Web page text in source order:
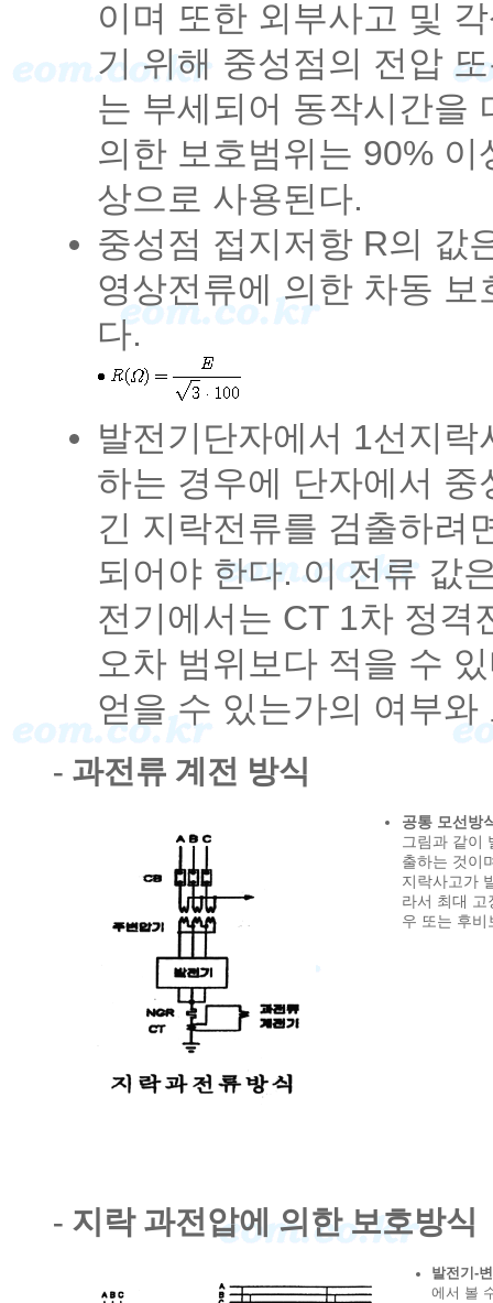
이며 또한 외부사고 및
기 위해 중성점의 전압
는 부세되어 동작시간을
의한 보호범위는 90%
상으로 사용된다.
중성점 접지저항 R의 값
영상전류에 의한 차동
다.
발전기단자에서 1선지
하는 경우에 단자에서
긴 지락전류를 검출하려
되어야 한다. 이 전류 값
전기에서는 CT 1차 정격
오차 범위보다 적을 수
얻을 수 있는가의 여부
- 과전류 계전 방식
공통 모선방
그림과 같이
출하는 것이
지락사고가
라서 최대 고
우 또는 후
- 지락 과전압에 의한 보호방식
발전기-
에서 볼